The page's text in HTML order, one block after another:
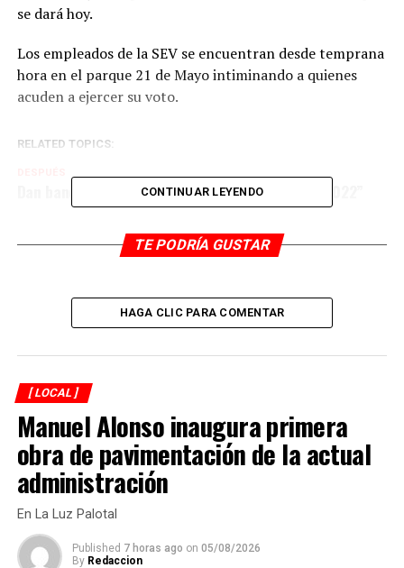
se dará hoy.
Los empleados de la SEV se encuentran desde temprana
hora en el parque 21 de Mayo intiminando a quienes
acuden a ejercer su voto.
RELATED TOPICS:
Dan banderazo a “Operativo Vacacional Verano 2022”
Inicia elección de Jefas y Jefes de Manzana
CONTINUAR LEYENDO
TE PODRÍA GUSTAR
HAGA CLIC PARA COMENTAR
[ LOCAL ]
Manuel Alonso inaugura primera
obra de pavimentación de la actual
administración
En La Luz Palotal
Published 7 horas ago on 05/08/2026
By Redaccion